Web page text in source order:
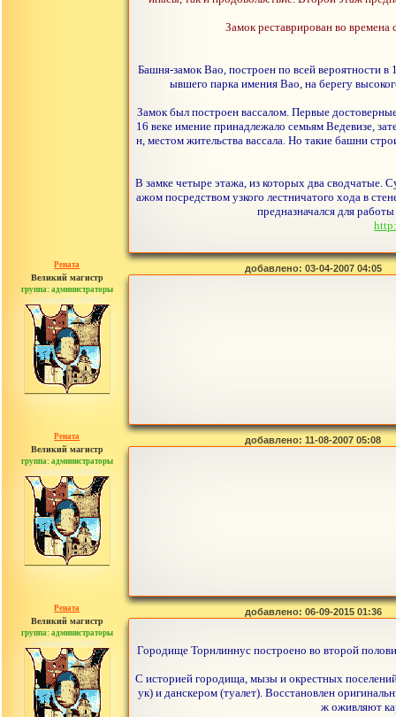
Замок реставрирован во времена
Башня-замок Вао, построен по всей вероятности
ывшего парка имения Вао, на берегу
Замок был построен вассалом. Первые
16 веке имение принадлежало семьям Ведевизе,
н, местом жительства вассала. Но такие башни
В замке четыре этажа, из которых два сводчатые.
ажом посредством узкого лестничатого хода в
предназначался для
Рената
Великий магистр
группа: администраторы
сообщений: 30442
добавлено: 03-04-2007 04:05
Рената
Великий магистр
группа: администраторы
сообщений: 30442
добавлено: 11-08-2007 05:08
Рената
Великий магистр
группа: администраторы
сообщений: 30442
добавлено: 06-09-2015 01:36
Городище Торнлиннус построено во второй
С историей городища, мызы и окрестных
ук) и данскером (туалет). Восстановлен
ж оживляют